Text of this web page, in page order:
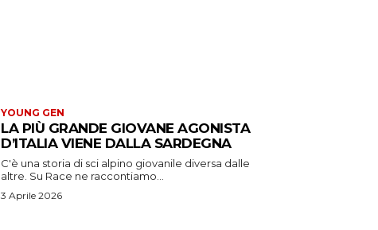
YOUNG GEN
LA PIÙ GRANDE GIOVANE AGONISTA
D’ITALIA VIENE DALLA SARDEGNA
C'è una storia di sci alpino giovanile diversa dalle
altre. Su Race ne raccontiamo...
3 Aprile 2026